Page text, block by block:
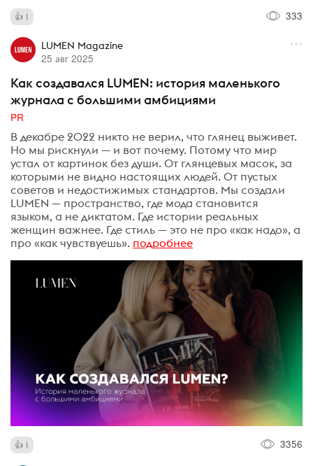
1 333
LUMEN Magazine
25 авг 2025
Как создавался LUMEN: история маленького
журнала с большими амбициями
PR
В декабре 2022 никто не верил, что глянец выживет.
Но мы рискнули — и вот почему. Потому что мир
устал от картинок без души. От глянцевых масок, за
которыми не видно настоящих людей. От пустых
советов и недостижимых стандартов. Мы создали
LUMEN — пространство, где мода становится
языком, а не диктатом. Где истории реальных
женщин важнее. Где стиль — это не про «как надо», а
про «как чувствуешь». подробнее
1 3356